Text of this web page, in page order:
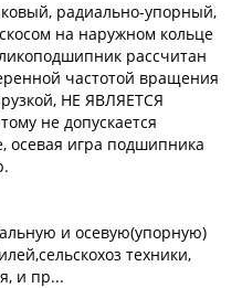
радиально-упорный,
на наружном кольце
рассчитан
частотой вращения
НЕ ЯВЛЯЕТСЯ
не допускается
осевая игра подшипника
и осевую(упорную)
техники,
и пр...